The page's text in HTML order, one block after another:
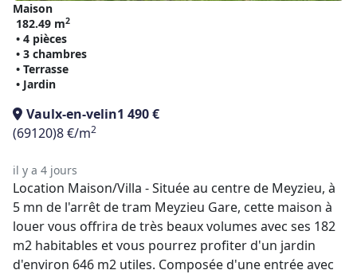
Maison
182.49 m2
• 4 pièces
• 3 chambres
• Terrasse
• Jardin
Vaulx-en-velin1 490 €
(69120)8 €/m2
il y a 4 jours
Location Maison/Villa - Située au centre de Meyzieu, à
5 mn de l'arrêt de tram Meyzieu Gare, cette maison à
louer vous offrira de très beaux volumes avec ses 182
m2 habitables et vous pourrez profiter d'un jardin
d'environ 646 m2 utiles. Composée d'une entrée avec